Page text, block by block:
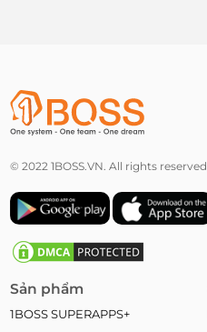
© 2022 1BOSS.VN. All rights reserved
Sản phẩm
1BOSS SUPERAPPS+